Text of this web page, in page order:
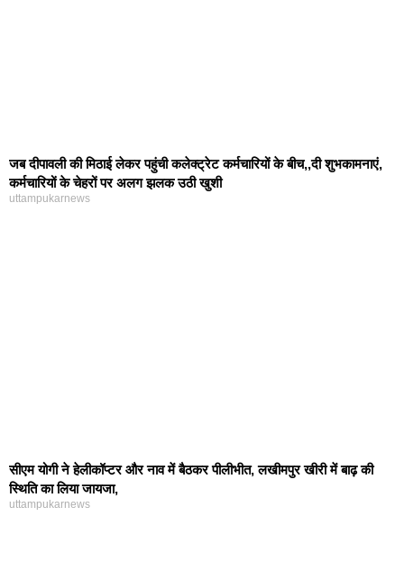
जब दीपावली की मिठाई लेकर पहुंची कलेक्ट्रेट कर्मचारियों के बीच,,दी शुभकामनाएं,
कर्मचारियों के चेहरों पर अलग झलक उठी खुशी
uttampukarnews
सीएम योगी ने हेलीकॉप्टर और नाव में बैठकर पीलीभीत, लखीमपुर खीरी में बाढ़ की
स्थिति का लिया जायजा,
uttampukarnews